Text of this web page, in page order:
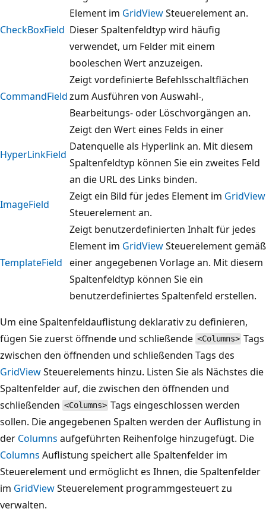
CheckBoxField
Element im GridViewSteuerelement an.
Dieser Spaltenfeldtyp wird häufig
verwendet, um Felder mit einem
booleschen Wert anzuzeigen.
CommandField
Zeigt vordefinierte Befehlsschaltflächen
zum Ausführen von Auswahl-,
Bearbeitungs- oder Löschvorgängen an.
HyperLinkField
Zeigt den Wert eines Felds in einer
Datenquelle als Hyperlink an. Mit diesem
Spaltenfeldtyp können Sie ein zweites Feld
an die URL des Links binden.
ImageField
Zeigt ein Bild für jedes Element im GridView
Steuerelement an.
TemplateField
Zeigt benutzerdefinierten Inhalt für jedes
Element im GridViewSteuerelement gemäß
einer angegebenen Vorlage an. Mit diesem
Spaltenfeldtyp können Sie ein
benutzerdefiniertes Spaltenfeld erstellen.
Um eine Spaltenfeldauflistung deklarativ zu definieren,
fügen Sie zuerst öffnende und schließende <Columns> Tags
zwischen den öffnenden und schließenden Tags des
GridViewSteuerelements hinzu. Listen Sie als Nächstes die
Spaltenfelder auf, die zwischen den öffnenden und
schließenden <Columns> Tags eingeschlossen werden
sollen. Die angegebenen Spalten werden der Auflistung in
der Columns aufgeführten Reihenfolge hinzugefügt. Die
Columns Auflistung speichert alle Spaltenfelder im
Steuerelement und ermöglicht es Ihnen, die Spaltenfelder
im GridViewSteuerelement programmgesteuert zu
verwalten.